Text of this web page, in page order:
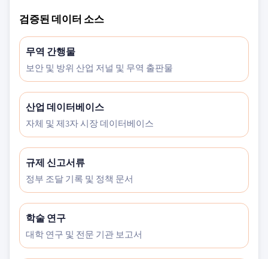
검증된 데이터 소스
무역 간행물
보안 및 방위 산업 저널 및 무역 출판물
산업 데이터베이스
자체 및 제3자 시장 데이터베이스
규제 신고서류
정부 조달 기록 및 정책 문서
학술 연구
대학 연구 및 전문 기관 보고서